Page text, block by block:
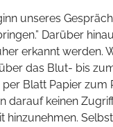
unseres
Darüber
erkannt werden.
das Blut- bis
Blatt Papier zum
darauf keinen
hinzunehmen.